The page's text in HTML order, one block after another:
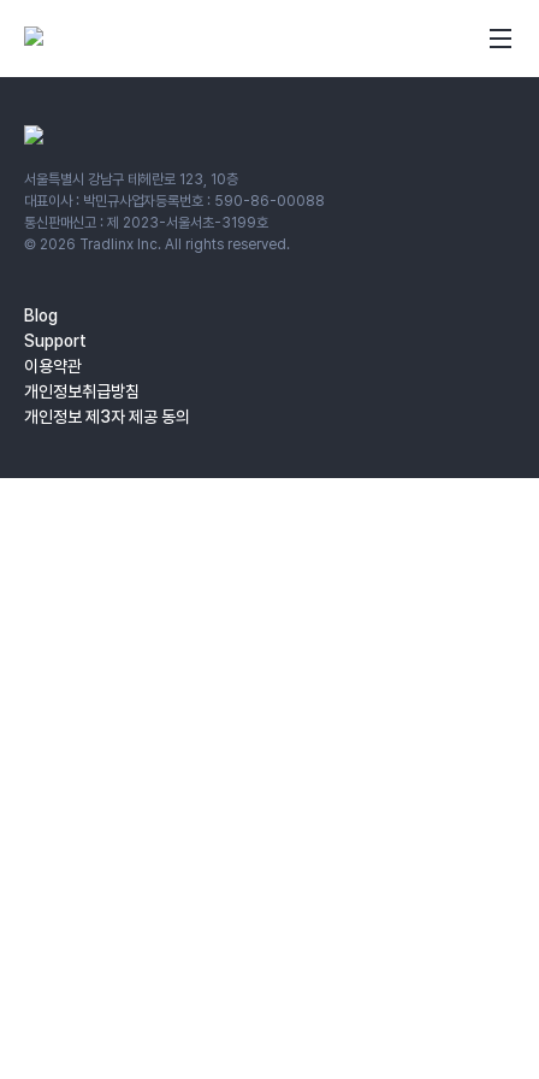
서울특별시 강남구 테헤란로 123, 10층
대표이사 : 박민규사업자등록번호 : 590-86-00088
통신판매신고 : 제 2023-서울서초-3199호
© 2026 Tradlinx Inc. All rights reserved.
Blog
Support
이용약관
개인정보취급방침
개인정보 제3자 제공 동의